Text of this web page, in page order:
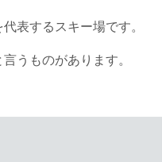
表するスキー場です。
うものがあります。